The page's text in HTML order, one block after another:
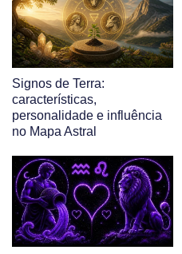
Signos de Terra:
características,
personalidade e influência
no Mapa Astral